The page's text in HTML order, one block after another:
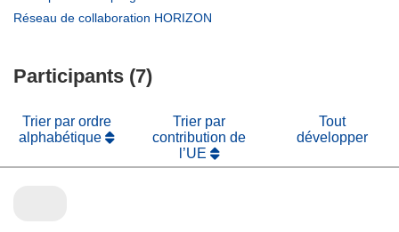
fenêtre)
Réseau de collaboration HORIZON
Participants (7)
Trier par ordre
alphabétique
Trier par
contribution de
l’UE
Tout
développer